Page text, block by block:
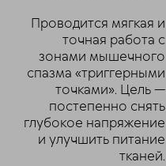
Проводится мягкая и
точная работа с
зонами мышечного
спазма «триггерными
точками». Цель —
постепенно снять
глубокое напряжение
и улучшить питание
тканей.